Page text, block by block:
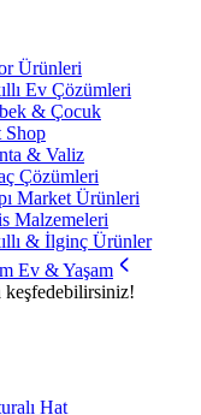
Ürünleri
Ev Çözümleri
& Çocuk
Shop
& Valiz
Çözümleri
Market Ürünleri
Malzemeleri
& İlginç Ürünler
Ev & Yaşam
keşfedebilirsiniz!
Hat